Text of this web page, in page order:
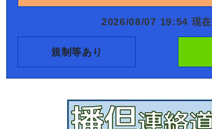
2026/08/07 19:54 現在
規制等あり